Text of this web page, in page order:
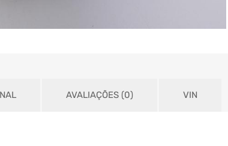
AVALIAÇÕES (0) VIN